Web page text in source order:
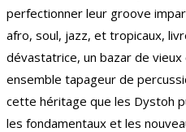
perfectionner leur groove
afro, soul, jazz, et tropicaux,
dévastatrice, un bazar de
ensemble tapageur de
cette héritage que les Dystoh
les fondamentaux et les